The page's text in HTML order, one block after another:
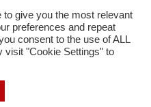
give you the most relevant
preferences and repeat
consent to the use of ALL
visit "Cookie Settings" to